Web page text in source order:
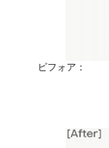
ビフォア：